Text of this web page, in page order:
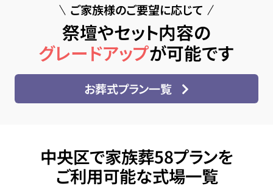
ご家族様のご要望に応じて
祭壇やセット内容の
グレードアップが可能です
お葬式プラン一覧
中央区で家族葬58プランを
ご利用可能な式場一覧